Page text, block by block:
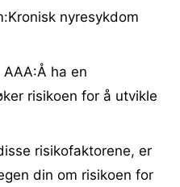
nyresykdom
ha en
risikoen for å utvikle
risikofaktorene, er
din om risikoen for